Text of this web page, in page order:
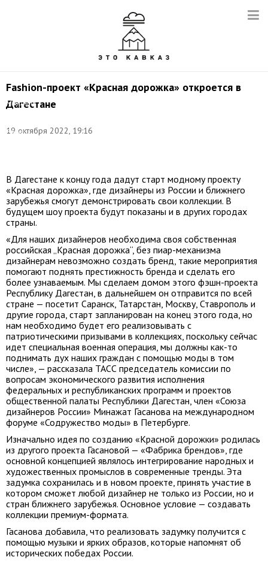
Fashion-проект «Красная дорожка» откроется в
Дагестане
19 октября 2022, 19:16
Минажат
Елена
В Дагестане к концу года дадут старт модному проекту
«Красная дорожка», где дизайнеры из России и ближнего
зарубежья смогут демонстрировать свои коллекции. В
будущем шоу проекта будут показаны и в других городах
страны.
«Для наших дизайнеров необходима своя собственная
российская „Красная дорожка“, без пиар-механизма
дизайнерам невозможно создать бренд, такие мероприятия
помогают поднять престижность бренда и сделать его
более узнаваемым. Мы сделаем домом этого фэшн-проекта
Республику Дагестан, в дальнейшем он отправится по всей
стране — посетит Саранск, Татарстан, Москву, Ставрополь и
другие города, старт запланирован на конец этого года, но
нам необходимо будет его реализовывать с
патриотическими призывами в коллекциях, поскольку сейчас
идет специальная военная операция, мы должны как-то
поднимать дух наших граждан с помощью моды в том
числе», — рассказала ТАСС председатель комиссии по
вопросам экономического развития исполнения
федеральных и республиканских программ и проектов
общественной палаты Республики Дагестан, член «Союза
дизайнеров России» Минажат Гасанова на международном
форуме «Содружество моды» в Петербурге.
Изначально идея по созданию «Красной дорожки» родилась
из другого проекта Гасановой — «Фабрика брендов», где
основной концепцией являлось интегрирование народных и
художественных промыслов в современные тренды. Эта
задумка сохранилась и в новом проекте, принять участие в
котором сможет любой дизайнер не только из России, но и
стран ближнего зарубежья. Основное условие — создавать
коллекции премиум-формата.
Гасанова добавила, что реализовать задумку получится с
помощью музыки и ярких образов, которые напомнят об
исторических победах России.